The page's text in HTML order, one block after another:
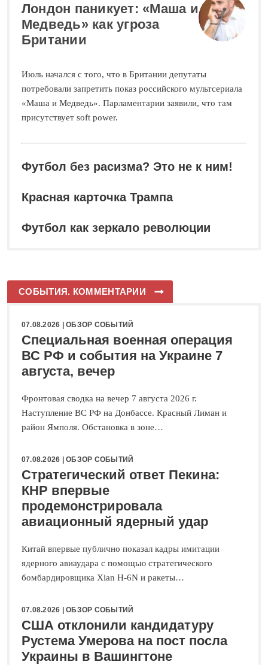
Лондон паникует: «Маша и
Медведь» как угроза
Британии
Июль начался с того, что в Британии депутаты
потребовали запретить показ российского мультсериала
«Маша и Медведь». Парламентарии заявили, что там
присутствует soft power.
Футбол без расизма? Это не к ним!
Красная карточка Трампа
Футбол как зеркало революции
СОБЫТИЯ. КОММЕНТАРИИ
07.08.2026 |ОБЗОР СОБЫТИЙ
Специальная военная операция
ВС РФ и события на Украине 7
августа, вечер
Фронтовая сводка на вечер 7 августа 2026 г.
Наступление ВС РФ на Донбассе. Красный Лиман и
район Ямполя. Обстановка в зоне…
07.08.2026 |ОБЗОР СОБЫТИЙ
Стратегический ответ Пекина:
КНР впервые
продемонстрировала
авиационный ядерный удар
Китай впервые публично показал кадры имитации
ядерного авиаудара с помощью стратегического
бомбардировщика Xian H-6N и ракеты…
07.08.2026 |ОБЗОР СОБЫТИЙ
США отклонили кандидатуру
Рустема Умерова на пост посла
Украины в Вашингтоне